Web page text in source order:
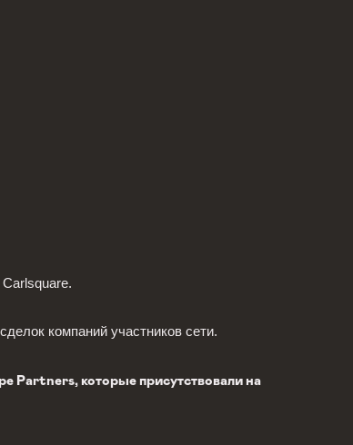
компаний участников сети.
Partners, которые присутствовали на